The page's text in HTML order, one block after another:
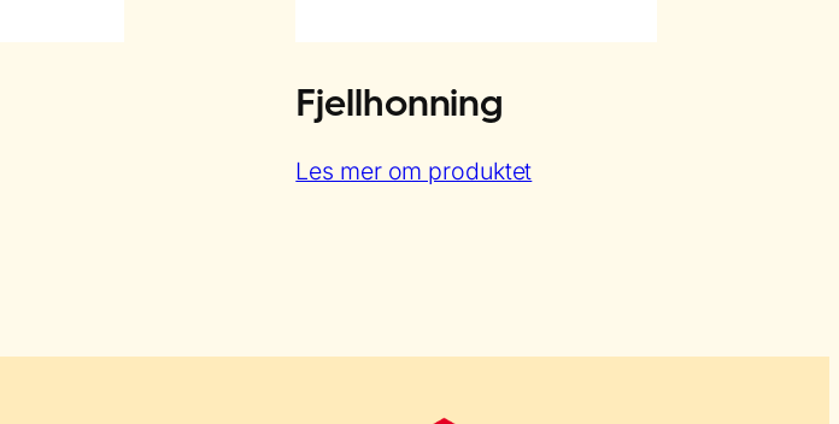
Fjellhonning
Les mer om produktet: